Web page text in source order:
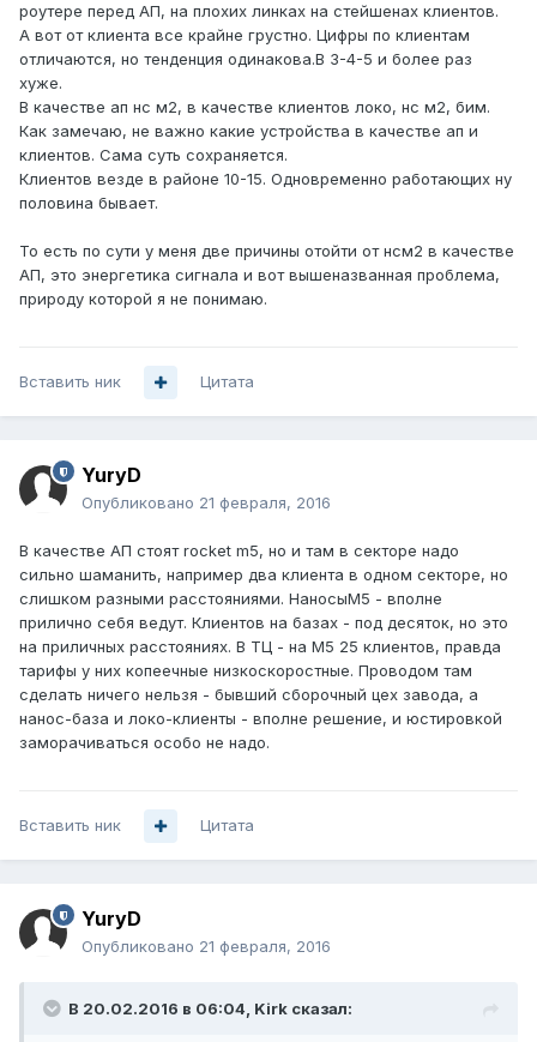
роутере перед АП, на плохих линках на стейшенах клиентов.
А вот от клиента все крайне грустно. Цифры по клиентам
отличаются, но тенденция одинакова.В 3-4-5 и более раз
хуже.
В качестве ап нс м2, в качестве клиентов локо, нс м2, бим.
Как замечаю, не важно какие устройства в качестве ап и
клиентов. Сама суть сохраняется.
Клиентов везде в районе 10-15. Одновременно работающих ну
половина бывает.
То есть по сути у меня две причины отойти от нсм2 в качестве
АП, это энергетика сигнала и вот вышеназванная проблема,
природу которой я не понимаю.
Вставить ник Цитата
YuryD
Опубликовано 21 февраля, 2016
В качестве АП стоят rocket m5, но и там в секторе надо
сильно шаманить, например два клиента в одном секторе, но
слишком разными расстояниями. НаносыМ5 - вполне
прилично себя ведут. Клиентов на базах - под десяток, но это
на приличных расстояниях. В ТЦ - на М5 25 клиентов, правда
тарифы у них копеечные низкоскоростные. Проводом там
сделать ничего нельзя - бывший сборочный цех завода, а
нанос-база и локо-клиенты - вполне решение, и юстировкой
заморачиваться особо не надо.
Вставить ник Цитата
YuryD
Опубликовано 21 февраля, 2016
В 20.02.2016 в 06:04, Kirk сказал: